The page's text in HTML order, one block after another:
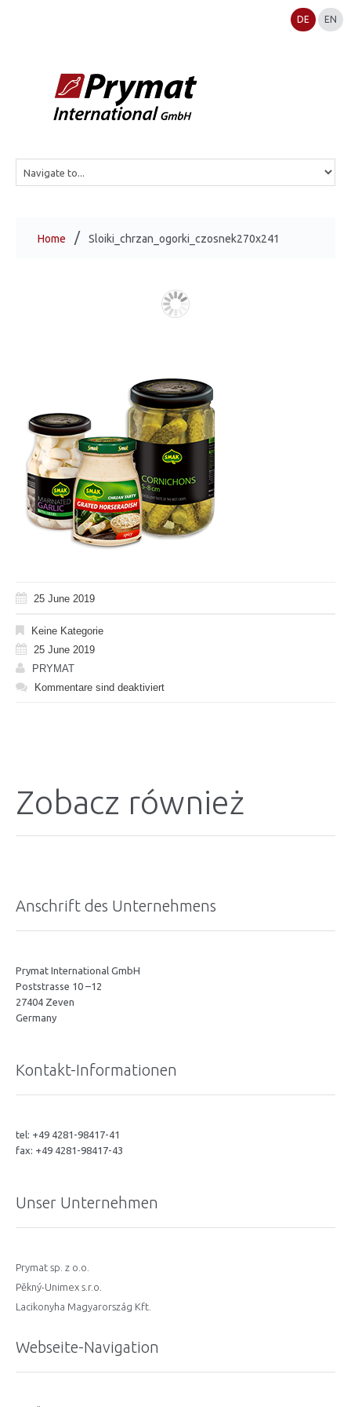
DE EN
Home Sloiki_chrzan_ogorki_czosnek270x241
25 June 2019
Keine Kategorie
25 June 2019
PRYMAT
Kommentare sind deaktiviert
Zobacz również
Anschrift des Unternehmens
Prymat International GmbH
Poststrasse 10 –12
27404 Zeven
Germany
Kontakt-Informationen
tel: +49 4281-98417-41
fax: +49 4281-98417-43
Unser Unternehmen
Prymat sp. z o.o.
Pěkný-Unimex s.r.o.
Lacikonyha Magyarország Kft.
Webseite-Navigation